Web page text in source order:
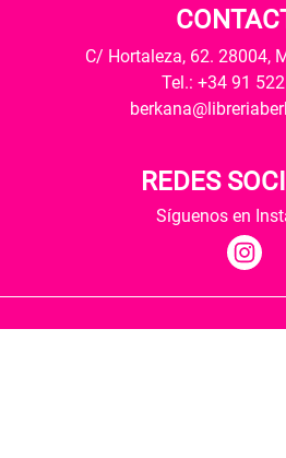
C/ Hortaleza, 62. 28004,
Tel.: +34 91
REDES
Síguenos en